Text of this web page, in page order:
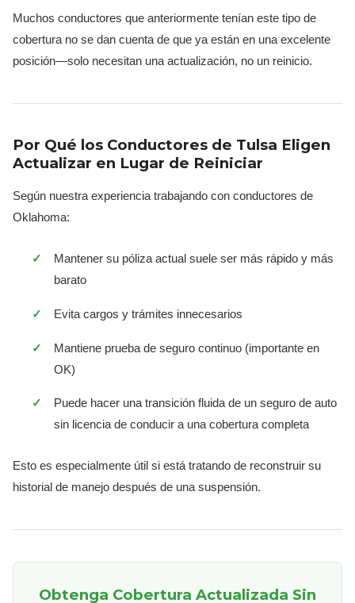
Muchos conductores que anteriormente tenían este tipo de
cobertura no se dan cuenta de que ya están en una excelente
posición—solo necesitan una actualización, no un reinicio.
Por Qué los Conductores de Tulsa Eligen
Actualizar en Lugar de Reiniciar
Según nuestra experiencia trabajando con conductores de
Oklahoma:
Mantener su póliza actual suele ser más rápido y más
barato
Evita cargos y trámites innecesarios
Mantiene prueba de seguro continuo (importante en
OK)
Puede hacer una transición fluida de un seguro de auto
sin licencia de conducir a una cobertura completa
Esto es especialmente útil si está tratando de reconstruir su
historial de manejo después de una suspensión.
Obtenga Cobertura Actualizada Sin